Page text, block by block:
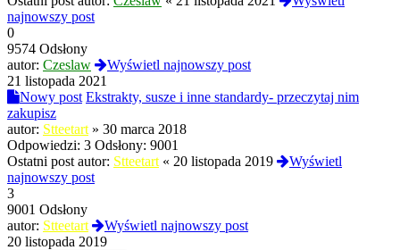
najnowszy post
0
9574 Odsłony
autor: Czeslaw
Wyświetl najnowszy post
21 listopada 2021
Nowy post Ekstrakty, susze i inne standardy- przeczytaj nim
zakupisz
autor: Stteetart » 30 marca 2018
Odpowiedzi: 3 Odsłony: 9001
Ostatni post autor: Stteetart « 20 listopada 2019
Wyświetl
najnowszy post
3
9001 Odsłony
autor: Stteetart
Wyświetl najnowszy post
20 listopada 2019